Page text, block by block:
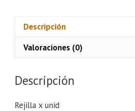
Descripción
Valoraciones (0)
Descripción
Rejilla x unid